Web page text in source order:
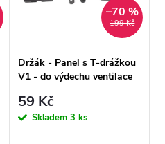
199 Kč
–70 %
Držák - Panel s T-drážkou
V1 - do výdechu ventilace
59 Kč
Skladem3 ks